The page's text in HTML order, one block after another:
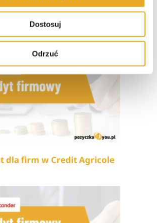
Dostosuj
Odrzuć
dla firm w Citi Handlowy
dla firm w Credit Agricole